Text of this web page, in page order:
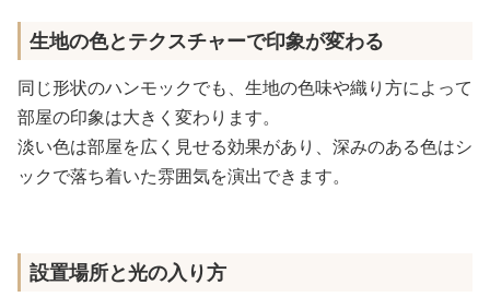
生地の色とテクスチャーで印象が変わる
同じ形状のハンモックでも、生地の色味や織り方によって
部屋の印象は大きく変わります。
淡い色は部屋を広く見せる効果があり、深みのある色はシ
ックで落ち着いた雰囲気を演出できます。
設置場所と光の入り方